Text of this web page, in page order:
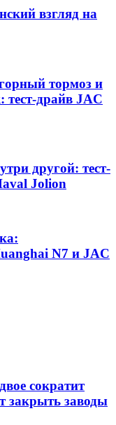
взгляд на
тормоз и
тест-драйв JAC
другой: тест-
Jolion
N7 и JAC
сократит
закрыть заводы